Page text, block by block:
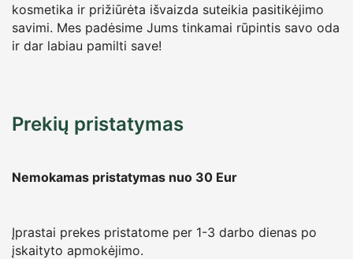
kosmetika ir prižiūrėta išvaizda suteikia pasitikėjimo
savimi. Mes padėsime Jums tinkamai rūpintis savo oda
ir dar labiau pamilti save!
Prekių pristatymas
Nemokamas pristatymas nuo 30 Eur
Įprastai prekes pristatome per 1-3 darbo dienas po
įskaityto apmokėjimo.